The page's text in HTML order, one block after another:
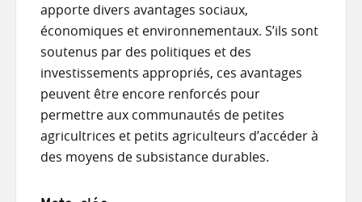
apporte divers avantages sociaux,
économiques et environnementaux. S’ils sont
soutenus par des politiques et des
investissements appropriés, ces avantages
peuvent être encore renforcés pour
permettre aux communautés de petites
agricultrices et petits agriculteurs d’accéder à
des moyens de subsistance durables.